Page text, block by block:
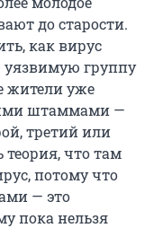
до старости.
как вирус
группу
жители уже
штаммами —
третий или
теория, что там
потому что
— это
пока нельзя